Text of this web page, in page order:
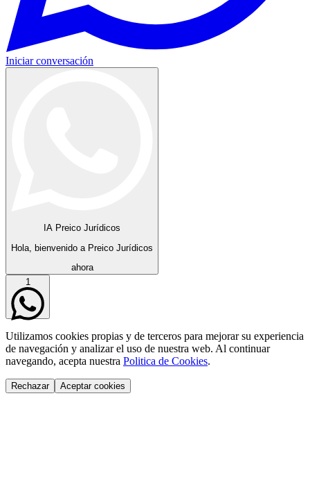
Iniciar conversación
IA Preico Jurídicos
Hola, bienvenido a Preico Jurídicos
ahora
1
Utilizamos cookies propias y de terceros para mejorar su experiencia
de navegación y analizar el uso de nuestra web. Al continuar
navegando, acepta nuestra Politica de Cookies.
Rechazar Aceptar cookies